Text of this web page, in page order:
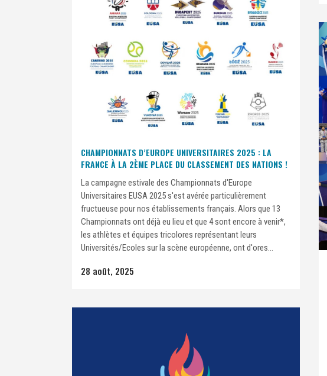
CHAMPIONNATS D’EUROPE UNIVERSITAIRES 2025 : LA
FRANCE À LA 2ÈME PLACE DU CLASSEMENT DES NATIONS !
La campagne estivale des Championnats d'Europe
Universitaires EUSA 2025 s'est avérée particulièrement
fructueuse pour nos établissements français. Alors que 13
Championnats ont déjà eu lieu et que 4 sont encore à venir*,
les athlètes et équipes tricolores représentant leurs
Universités/Ecoles sur la scène européenne, ont d'ores...
28 août, 2025